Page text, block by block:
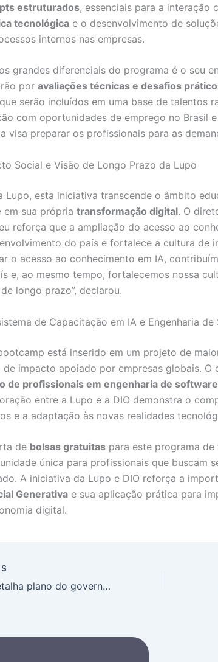
estruturados, essenciais para a interação
tecnológica e o desenvolvimento de
internos nas empresas.
grandes diferenciais do programa é o seu
por avaliações técnicas e desafios
serão incluídos em uma base de talentos
com oportunidades de emprego no Brasil
visa preparar os profissionais para as
Social e Visão de Longo Prazo da Lupo
Lupo, esta iniciativa transcende o âmbito
em sua própria transformação digital. O
reforça que a ampliação do acesso ao
do país e fortalece a cultura de
o acesso ao conhecimento em IA,
e, ao mesmo tempo, fortalecemos nossa
longo prazo”, declarou.
de Capacitação em IA e Engenharia
está inserido em um projeto de
de impacto apoiado por empresas globais.
de profissionais em engenharia de
entre a Lupo e a DIO demonstra o
e a adaptação às novas realidades
de bolsas gratuitas para este programa
única para profissionais que buscam
A iniciativa da Lupo e DIO reforça a
Generativa e sua aplicação prática para
digital.
Durigan detalha plano do governo para conter alta de combustíveis com ou sem apoio dos estados